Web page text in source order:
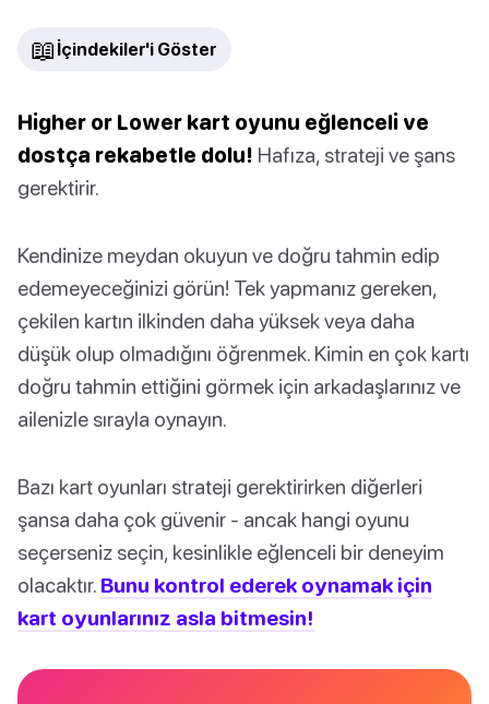
📖 İçindekiler'i Göster
Higher or Lower kart oyunu eğlenceli ve
dostça rekabetle dolu! Hafıza, strateji ve şans
gerektirir.
Kendinize meydan okuyun ve doğru tahmin edip
edemeyeceğinizi görün! Tek yapmanız gereken,
çekilen kartın ilkinden daha yüksek veya daha
düşük olup olmadığını öğrenmek. Kimin en çok kartı
doğru tahmin ettiğini görmek için arkadaşlarınız ve
ailenizle sırayla oynayın.
Bazı kart oyunları strateji gerektirirken diğerleri
şansa daha çok güvenir - ancak hangi oyunu
seçerseniz seçin, kesinlikle eğlenceli bir deneyim
olacaktır. Bunu kontrol ederek oynamak için
kart oyunlarınız asla bitmesin!